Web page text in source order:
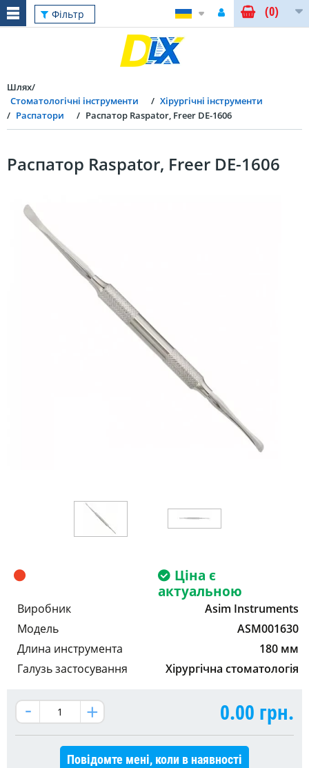
Фільтр (0)
Шлях
Стоматологічні інструменти
Хірургічні інструменти
Распатори
Распатор Raspator, Freer DE-1606
Распатор Raspator, Freer DE-1606
Ціна є
актуальною
Виробник
Asim Instruments
Модель
ASM001630
Длина инструмента
180 мм
Галузь застосування
Хірургічна стоматологія
0.00 грн.
Повідомте мені, коли в наявності